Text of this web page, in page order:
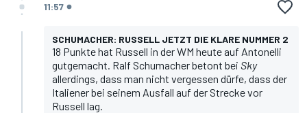
11:57
SCHUMACHER: RUSSELL JETZT DIE KLARE NUMMER 2
18 Punkte hat Russell in der WM heute auf Antonelli
gutgemacht. Ralf Schumacherbetont bei Sky
allerdings, dass man nicht vergessen dürfe, dass der
Italiener bei seinem Ausfall auf der Strecke vor
Russell lag.